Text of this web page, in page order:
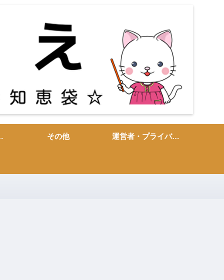
い換え その他 運営者・プライバシーポリシー